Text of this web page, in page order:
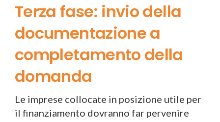
Terza fase: invio della
documentazione a
completamento della
domanda
Le imprese collocate in posizione utile per
il finanziamento dovranno far pervenire